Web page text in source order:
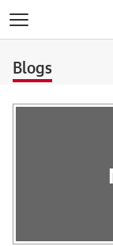
Blogs